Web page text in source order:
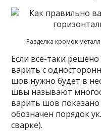
Разделка кромок
Если все-таки
варить с
шов нужно будет в
швы называют
варить шов
обозначен порядок
сварке).